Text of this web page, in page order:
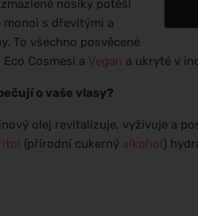
nosíky potěší
monoi s dřevitými a
To všechno posvěcené
Eco Cosmesi a Vegan a ukryté v
o vaše vlasy?
olej revitalizuje, vyživuje a
(přírodní cukerný alkohol)